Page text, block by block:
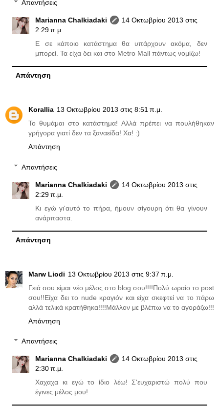
Απαντήσεις
Marianna Chalkiadaki
14 Οκτωβρίου 2013 στις
2:29 π.μ.
Ε σε κάποιο κατάστημα θα υπάρχουν ακόμα, δεν
μπορεί. Τα είχα δει και στο Metro Mall πάντως νομίζω!
Απάντηση
Korallia 13 Οκτωβρίου 2013 στις 8:51 π.μ.
Το θυμάμαι στο κατάστημα! Αλλά πρέπει να πουλήθηκαν
γρήγορα γιατί δεν τα ξαναείδα! Χα! :)
Απάντηση
Απαντήσεις
Marianna Chalkiadaki
14 Οκτωβρίου 2013 στις
2:29 π.μ.
Κι εγώ γι'αυτό το πήρα, ήμουν σίγουρη ότι θα γίνουν
ανάρπαστα.
Απάντηση
Marw Liodi 13 Οκτωβρίου 2013 στις 9:37 π.μ.
Γειά σου είμαι νέο μέλος στο blog σου!!!!Πολύ ωραίο το post
σου!!Είχα δει το nude κραγιόν και είχα σκεφτεί να το πάρω
αλλά τελικά κρατήθηκα!!!!Μάλλον με βλέπω να το αγοράζω!!!
Απάντηση
Απαντήσεις
Marianna Chalkiadaki
14 Οκτωβρίου 2013 στις
2:30 π.μ.
Χαχαχα κι εγώ το ίδιο λέω! Σ'ευχαριστώ πολύ που
έγινες μέλος μου!